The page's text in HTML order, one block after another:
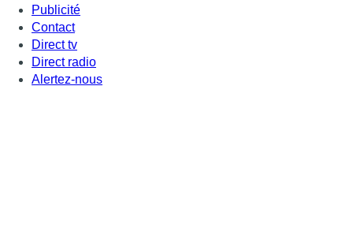
Publicité
Contact
Direct tv
Direct radio
Alertez-nous